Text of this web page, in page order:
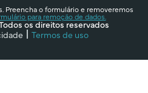
Preencha o formulário e removeremos
para remoção de dados.
os direitos reservados
Termos de uso